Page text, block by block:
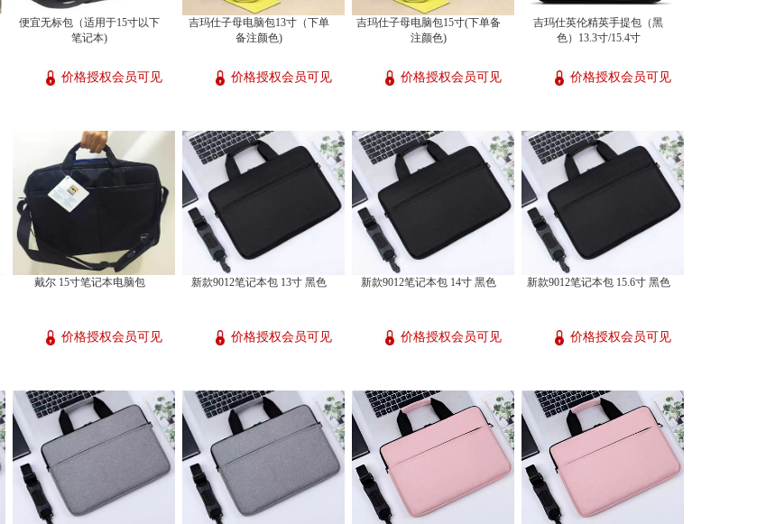
便宜无标包（适用于15寸以下
笔记本)
价格授权会员可见
吉玛仕子母电脑包13寸（下单
备注颜色)
价格授权会员可见
吉玛仕子母电脑包15寸(下单备
注颜色)
价格授权会员可见
吉玛仕英伦精英手提包（黑
色）13.3寸/15.4寸
价格授权会员可见
戴尔 15寸笔记本电脑包
价格授权会员可见
新款9012笔记本包 13寸 黑色
价格授权会员可见
新款9012笔记本包 14寸 黑色
价格授权会员可见
新款9012笔记本包 15.6寸 黑色
价格授权会员可见